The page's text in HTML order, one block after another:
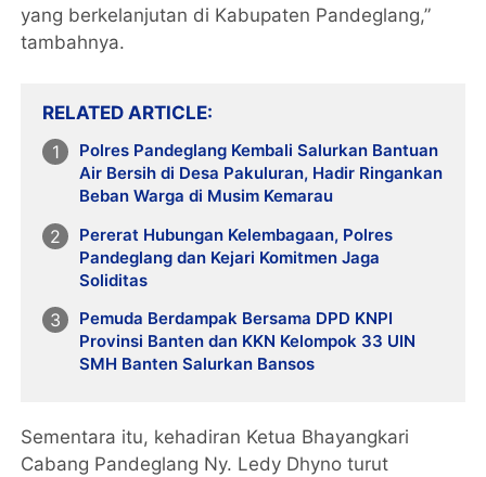
yang berkelanjutan di Kabupaten Pandeglang,”
tambahnya.
RELATED ARTICLE
Polres Pandeglang Kembali Salurkan Bantuan
Air Bersih di Desa Pakuluran, Hadir Ringankan
Beban Warga di Musim Kemarau
Pererat Hubungan Kelembagaan, Polres
Pandeglang dan Kejari Komitmen Jaga
Soliditas
Pemuda Berdampak Bersama DPD KNPI
Provinsi Banten dan KKN Kelompok 33 UIN
SMH Banten Salurkan Bansos
Sementara itu, kehadiran Ketua Bhayangkari
Cabang Pandeglang Ny. Ledy Dhyno turut